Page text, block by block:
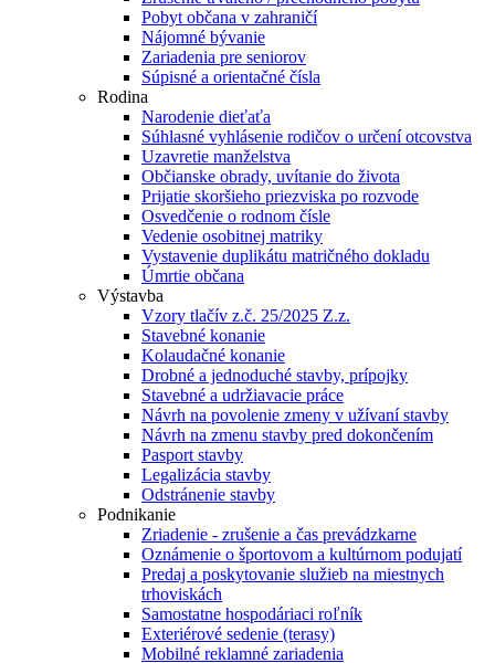
Pobyt občana v zahraničí
Nájomné bývanie
Zariadenia pre seniorov
Súpisné a orientačné čísla
Rodina
Narodenie dieťaťa
Súhlasné vyhlásenie rodičov o určení otcovstva
Uzavretie manželstva
Občianske obrady, uvítanie do života
Prijatie skoršieho priezviska po rozvode
Osvedčenie o rodnom čísle
Vedenie osobitnej matriky
Vystavenie duplikátu matričného dokladu
Úmrtie občana
Výstavba
Vzory tlačív z.č. 25/2025 Z.z.
Stavebné konanie
Kolaudačné konanie
Drobné a jednoduché stavby, prípojky
Stavebné a udržiavacie práce
Návrh na povolenie zmeny v užívaní stavby
Návrh na zmenu stavby pred dokončením
Pasport stavby
Legalizácia stavby
Odstránenie stavby
Podnikanie
Zriadenie - zrušenie a čas prevádzkarne
Oznámenie o športovom a kultúrnom podujatí
Predaj a poskytovanie služieb na miestnych
trhoviskách
Samostatne hospodáriaci roľník
Exteriérové sedenie (terasy)
Mobilné reklamné zariadenia